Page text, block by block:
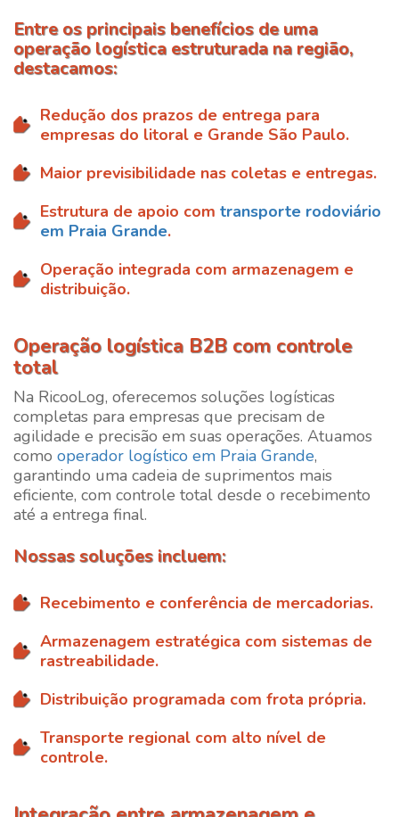
Entre os principais benefícios de uma
operação logística estruturada na região,
destacamos:
Redução dos prazos de entrega para
empresas do litoral e Grande São Paulo.
Maior previsibilidade nas coletas e entregas.
Estrutura de apoio com transporte rodoviário
em Praia Grande.
Operação integrada com armazenagem e
distribuição.
Operação logística B2B com controle
total
Na RicooLog, oferecemos soluções logísticas
completas para empresas que precisam de
agilidade e precisão em suas operações. Atuamos
como operador logístico em Praia Grande,
garantindo uma cadeia de suprimentos mais
eficiente, com controle total desde o recebimento
até a entrega final.
Nossas soluções incluem:
Recebimento e conferência de mercadorias.
Armazenagem estratégica com sistemas de
rastreabilidade.
Distribuição programada com frota própria.
Transporte regional com alto nível de
controle.